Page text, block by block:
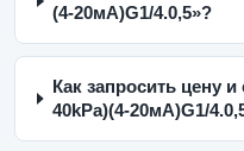
(4-20мА)G1/4.0,5»?
Как запросить цену
40kPa)(4-20мА)G1/